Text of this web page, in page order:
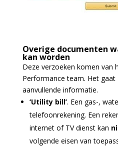
Overige documenten
kan worden
Deze verzoeken komen van
Performance team. Het gaat
aanvullende informatie.
‘Utility bill’. Een gas-,
telefoonrekening. Een
internet of TV dienst kan
volgende eisen van